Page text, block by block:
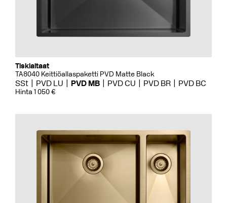
Tiskialtaat
TA8040 Keittiöallaspaketti PVD Matte Black
SSt PVD LU PVD MB PVD CU PVD BR PVD BC
Hinta 1 050 €